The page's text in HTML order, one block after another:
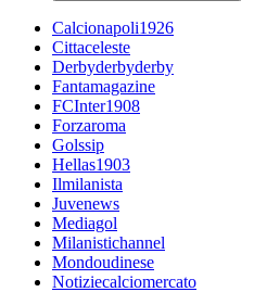
Calcionapoli1926
Cittaceleste
Derbyderbyderby
Fantamagazine
FCInter1908
Forzaroma
Golssip
Hellas1903
Ilmilanista
Juvenews
Mediagol
Milanistichannel
Mondoudinese
Notiziecalciomercato